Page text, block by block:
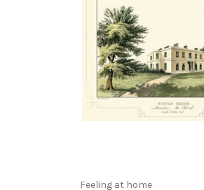
Feeling at home